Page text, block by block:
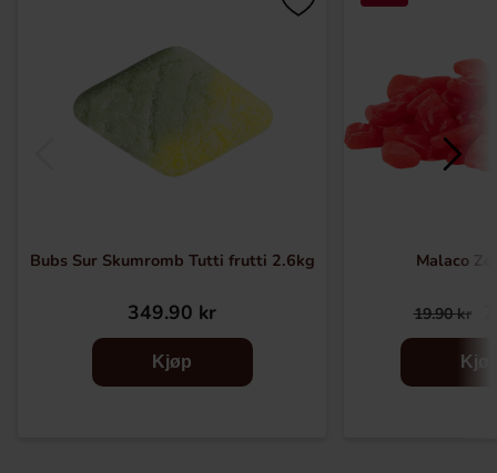
Bubs Sur Skumromb Tutti frutti 2.6kg
349.90 kr
Kjøp
Malaco
19.90 kr